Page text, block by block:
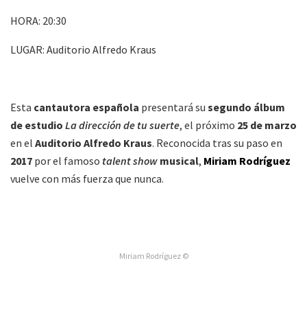
HORA: 20:30
LUGAR: Auditorio Alfredo Kraus
Esta cantautora española presentará su segundo álbum
de estudio La dirección de tu suerte, el próximo 25 de marzo
en el Auditorio Alfredo Kraus. Reconocida tras su paso en
2017 por el famoso talent show musical, Miriam Rodríguez
vuelve con más fuerza que nunca.
Miriam Rodríguez ©